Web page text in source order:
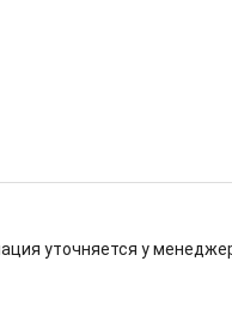
уточняется у